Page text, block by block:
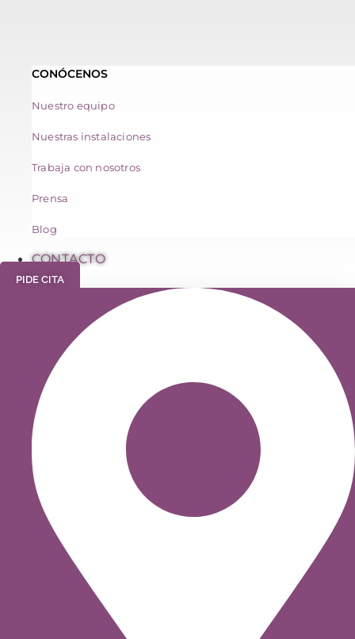
CONÓCENOS
Nuestro equipo
Nuestras instalaciones
Trabaja con nosotros
Prensa
Blog
CONTACTO
PIDE CITA